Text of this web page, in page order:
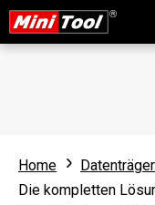
Home
Die kompletten